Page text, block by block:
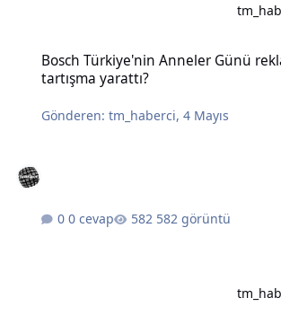
Bosch Türkiye'nin Anneler Günü
tartışma yarattı?
Gönderen:tm_haberci,4 Mayıs
0 cevap 582 görüntü